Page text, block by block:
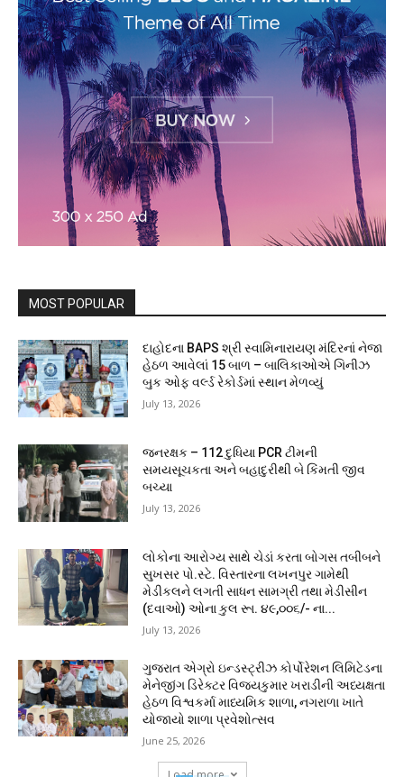
MOST POPULAR
દાહોદના BAPS શ્રી સ્વામિનારાયણ મંદિરનાં નેજા
હેઠળ આવેલાં 15 બાળ – બાલિકાઓએ ગિનીઝ
બુક ઓફ વર્લ્ડ રેકોર્ડમાં સ્થાન મેળવ્યું
July 13, 2026
જનરક્ષક – 112 દુધિયા PCR ટીમની
સમયસૂચકતા અને બહાદુરીથી બે કિંમતી જીવ
બચ્યા
July 13, 2026
લોકોના આરોગ્ય સાથે ચેડાં કરતા બોગસ તબીબને
સુખસર પો.સ્ટે. વિસ્તારના લખનપુર ગામેથી
મેડીકલને લગતી સાધન સામગ્રી તથા મેડીસીન
(દવાઓ) ઓના કુલ રૂા. ૪૯,૦૦૬/- ના...
July 13, 2026
ગુજરાત એગ્રો ઇન્ડસ્ટ્રીઝ કોર્પોરેશન લિમિટેડના
મેનેજીંગ ડિરેક્ટર વિજયકુમાર ખરાડીની અધ્યક્ષતા
હેઠળ વિશ્વકર્મા માધ્યમિક શાળા, નગરાળા ખાતે
યોજાયો શાળા પ્રવેશોત્સવ
June 25, 2026